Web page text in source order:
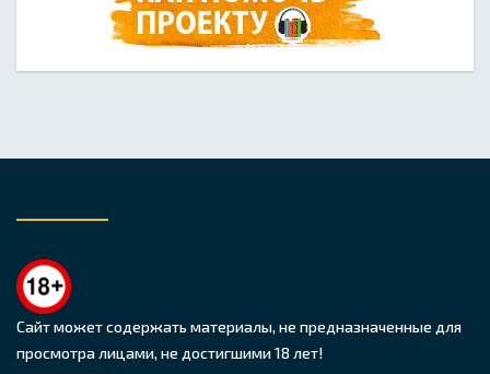
Сайт может содержать материалы, не предназначенные для
просмотра лицами, не достигшими 18 лет!